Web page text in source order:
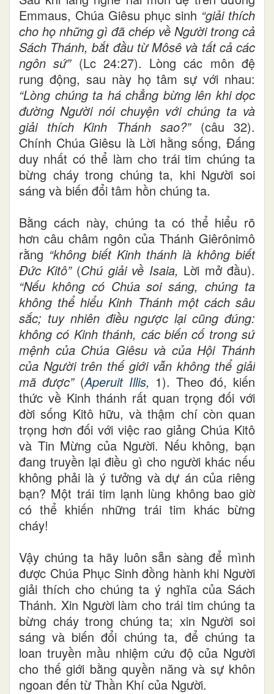
Emmaus, Chúa Giêsu phục sinh “giải thích
cho họ những gì đã chép về Người trong cả
Sách Thánh, bắt đầu từ Môsê và tất cả các
ngôn sứ”(Lc 24:27). Lòng các môn đệ
rung động, sau này họ tâm sự với nhau:
“Lòng chúng ta há chẳng bừng lên khi dọc
đường Người nói chuyện với chúng ta và
giải thích Kinh Thánh sao?”(câu 32).
Chính Chúa Giêsu là Lời hằng sống, Đấng
duy nhất có thể làm cho trái tim chúng ta
bừng cháy trong chúng ta, khi Người soi
sáng và biến đổi tâm hồn chúng ta.
Bằng cách này, chúng ta có thể hiểu rõ
hơn câu châm ngôn của Thánh Giêrônimô
rằng “không biết Kinh thánh là không biết
Đức Kitô”(Chú giải về Isaia, Lời mở đầu).
“Nếu không có Chúa soi sáng, chúng ta
không thể hiểu Kinh Thánh một cách sâu
sắc; tuy nhiên điều ngược lại cũng đúng:
không có Kinh thánh, các biến cố trong sứ
mệnh của Chúa Giêsu và của Hội Thánh
của Người trên thế giới vẫn không thể giải
mã được”(Aperuit Illis, 1). Theo đó, kiến
thức về Kinh thánh rất quan trọng đối với
đời sống Kitô hữu, và thậm chí còn quan
trọng hơn đối với việc rao giảng Chúa Kitô
và Tin Mừng của Người. Nếu không, bạn
đang truyền lại điều gì cho người khác nếu
không phải là ý tưởng và dự án của riêng
bạn? Một trái tim lạnh lùng không bao giờ
có thể khiến những trái tim khác bừng
cháy!
Vậy chúng ta hãy luôn sẵn sàng để mình
được Chúa Phục Sinh đồng hành khi Người
giải thích cho chúng ta ý nghĩa của Sách
Thánh. Xin Người làm cho trái tim chúng ta
bừng cháy trong chúng ta; xin Người soi
sáng và biến đổi chúng ta, để chúng ta
loan truyền mầu nhiệm cứu độ của Người
cho thế giới bằng quyền năng và sự khôn
ngoan đến từ Thần Khí của Người.